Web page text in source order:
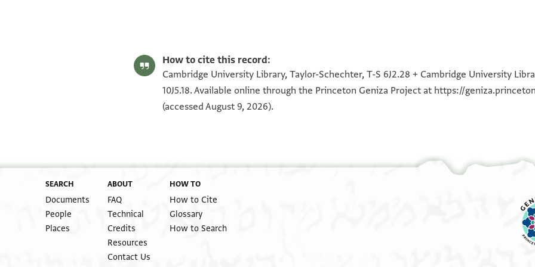
ולמא
עליה
מן אלמבלג
ומב[לגה ארבעה]
How to cite this record:
Cambridge University Library, Taylor-Schechter, T-S 6J2.28 + Cambridge University
10J5.18. Available online through the Princeton Geniza Project at https://
(accessed August 9, 2026).
SEARCH
Documents
People
Places
ABOUT
FAQ
Technical
Credits
Resources
Contact Us
HOW TO
How to Cite
Glossary
How to Search